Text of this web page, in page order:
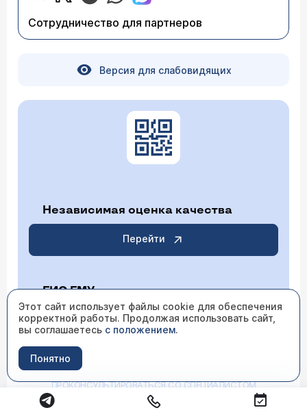
Сотрудничество для партнеров
Версия для слабовидящих
Независимая оценка качества
Перейти
ГИС ГМУ
Перейти
ИМЕЮТСЯ ПРОТИВОПОКАЗАНИЯ НЕОБХОДИМО
ПРОКОНСУЛЬТИРОВАТЬСЯ СО СПЕЦИАЛИСТОМ
Этот сайт использует файлы cookie для обеспечения
корректной работы. Продолжая использовать сайт,
вы соглашаетесь с положением.
Понятно